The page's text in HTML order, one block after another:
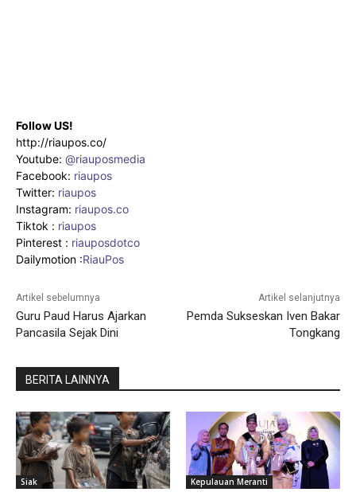
Follow US!
http://riaupos.co/
Youtube: @riauposmedia
Facebook: riaupos
Twitter: riaupos
Instagram: riaupos.co
Tiktok : riaupos
Pinterest : riauposdotco
Dailymotion :RiauPos
Artikel sebelumnya
Guru Paud Harus Ajarkan
Pancasila Sejak Dini
Artikel selanjutnya
Pemda Sukseskan Iven Bakar
Tongkang
BERITA LAINNYA
Siak Kepulauan Meranti